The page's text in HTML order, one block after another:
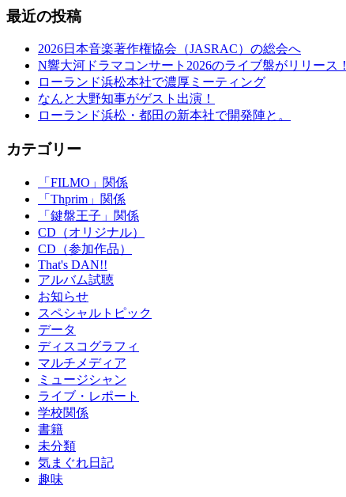
最近の投稿
2026日本音楽著作権協会（JASRAC）の総会へ
N響大河ドラマコンサート2026のライブ盤がリリース！
ローランド浜松本社で濃厚ミーティング
なんと大野知事がゲスト出演！
ローランド浜松・都田の新本社で開発陣と。
カテゴリー
「FILMO」関係
「Thprim」関係
「鍵盤王子」関係
CD（オリジナル）
CD（参加作品）
That's DAN!!
アルバム試聴
お知らせ
スペシャルトピック
データ
ディスコグラフィ
マルチメディア
ミュージシャン
ライブ・レポート
学校関係
書籍
未分類
気まぐれ日記
趣味